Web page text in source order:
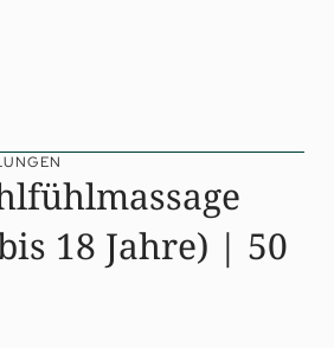
18 Jahre) | 50